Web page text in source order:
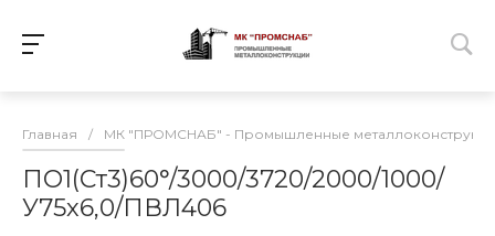
Главная / МК "ПРОМСНАБ" - Промышленные
ПО1(Ст3)60°/3000/3720/2000/1000/
У75х6,0/ПВЛ406